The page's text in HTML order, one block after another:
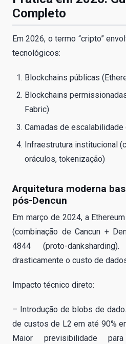
Completo
Em 2026, o termo “cripto”
tecnológicos:
Blockchains públicas
Blockchains
Fabric)
Camadas de
Infraestrutura institucional
oráculos, tokenização)
Arquitetura moderna
pós-Dencun
Em março de 2024, a
(combinação de Cancun +
4844 (proto-
drasticamente o custo de
Impacto técnico direto:
– Introdução de blobs de
de custos de L2 em até 90%
Maior previsibilidade